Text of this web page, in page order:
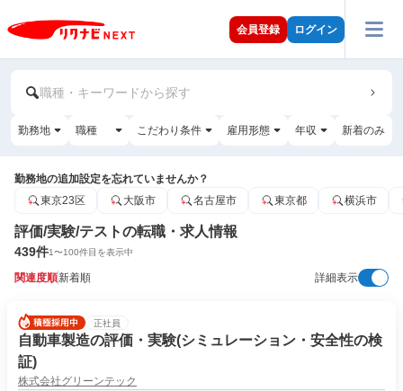
会員登録 ログイン
職種・キーワードから探す
勤務地 職種 こだわり条件 雇用形態 年収 新着のみ
勤務地の追加設定を忘れていませんか？
東京23区
大阪市 名古屋市 東京都 横浜市
評価/実験/テストの転職・求人情報
439件1〜100件目を表示中
関連度順新着順 詳細表示
正社員
自動車製造の評価・実験(シミュレーション・安全性の検
証)
株式会社グリーンテック